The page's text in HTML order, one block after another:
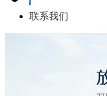
联系我们